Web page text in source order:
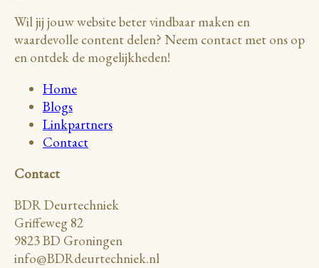
Wil jij jouw website beter vindbaar maken en
waardevolle content delen? Neem contact met ons op
en ontdek de mogelijkheden!
Home
Blogs
Linkpartners
Contact
Contact
BDR Deurtechniek
Griffeweg 82
9823 BD Groningen
info@BDRdeurtechniek.nl